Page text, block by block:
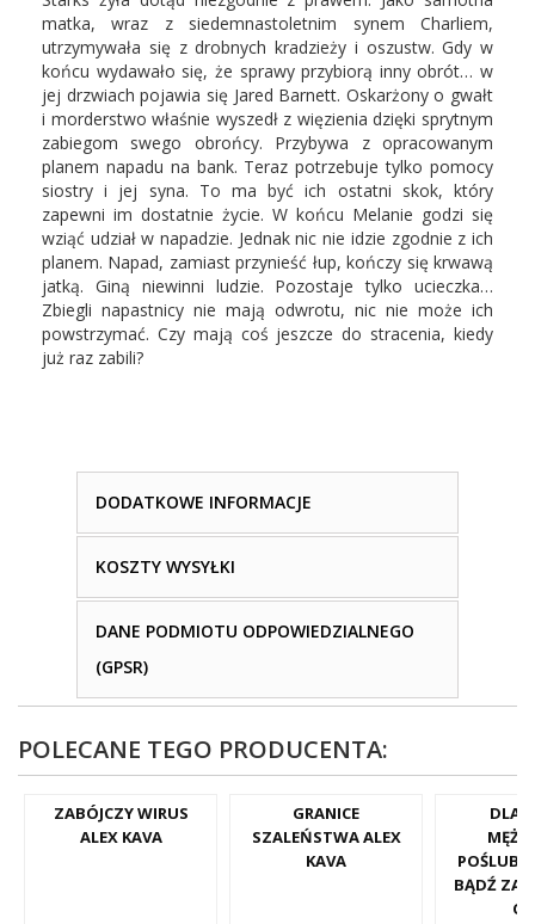
matka, wraz z siedemnastoletnim synem Charliem,
utrzymywała się z drobnych kradzieży i oszustw. Gdy w
końcu wydawało się, że sprawy przybiorą inny obrót… w
jej drzwiach pojawia się Jared Barnett. Oskarżony o gwałt
i morderstwo właśnie wyszedł z więzienia dzięki sprytnym
zabiegom swego obrońcy. Przybywa z opracowanym
planem napadu na bank. Teraz potrzebuje tylko pomocy
siostry i jej syna. To ma być ich ostatni skok, który
zapewni im dostatnie życie. W końcu Melanie godzi się
wziąć udział w napadzie. Jednak nic nie idzie zgodnie z ich
planem. Napad, zamiast przynieść łup, kończy się krwawą
jatką. Giną niewinni ludzie. Pozostaje tylko ucieczka…
Zbiegli napastnicy nie mają odwrotu, nic nie może ich
powstrzymać. Czy mają coś jeszcze do stracenia, kiedy
już raz zabili?
DODATKOWE INFORMACJE
KOSZTY WYSYŁKI
DANE PODMIOTU ODPOWIEDZIALNEGO
(GPSR)
POLECANE TEGO PRODUCENTA:
ZABÓJCZY WIRUS
ALEX KAVA
GRANICE
SZALEŃSTWA ALEX
KAVA
BĄDŹ